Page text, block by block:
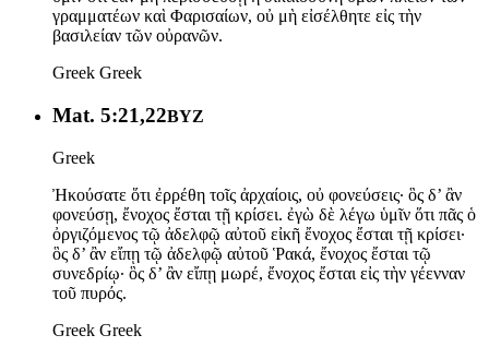
γραμματέων καὶ Φαρισαίων, οὐ μὴ εἰσέλθητε εἰς τὴν
βασιλείαν τῶν οὐρανῶν.
Greek Greek
Mat. 5:21,22BYZ
Greek
Ἠκούσατε ὅτι ἐρρέθη τοῖς ἀρχαίοις, οὐ φονεύσεις· ὃς δ’ ἂν
φονεύσῃ, ἔνοχος ἔσται τῇ κρίσει. ἐγὼ δὲ λέγω ὑμῖν ὅτι πᾶς ὁ
ὀργιζόμενος τῷ ἀδελφῷ αὐτοῦ εἰκῆ ἔνοχος ἔσται τῇ κρίσει·
ὃς δ’ ἂν εἴπῃ τῷ ἀδελφῷ αὐτοῦ Ῥακά, ἔνοχος ἔσται τῷ
συνεδρίῳ· ὃς δ’ ἂν εἴπῃ μωρέ, ἔνοχος ἔσται εἰς τὴν γέενναν
τοῦ πυρός.
Greek Greek